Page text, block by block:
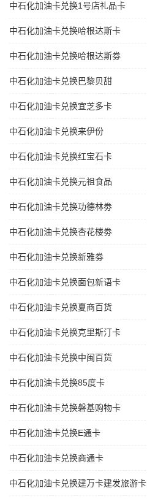
中石化加油卡兑换1号店礼品卡
中石化加油卡兑换哈根达斯卡
中石化加油卡兑换哈根达斯劵
中石化加油卡兑换巴黎贝甜
中石化加油卡兑换宜芝多卡
中石化加油卡兑换来伊份
中石化加油卡兑换红宝石卡
中石化加油卡兑换元祖食品
中石化加油卡兑换功德林劵
中石化加油卡兑换杏花楼劵
中石化加油卡兑换新雅劵
中石化加油卡兑换面包新语卡
中石化加油卡兑换夏商百货
中石化加油卡兑换克里斯汀卡
中石化加油卡兑换中闽百货
中石化加油卡兑换85度卡
中石化加油卡兑换磐基购物卡
中石化加油卡兑换E通卡
中石化加油卡兑换商通卡
中石化加油卡兑换建万卡建发旅游卡